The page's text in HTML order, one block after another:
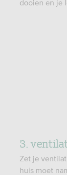
dooien en je
3.
Zet je
huis moet